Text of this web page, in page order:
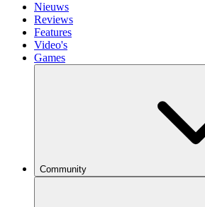
Nieuws
Reviews
Features
Video's
Games
Community